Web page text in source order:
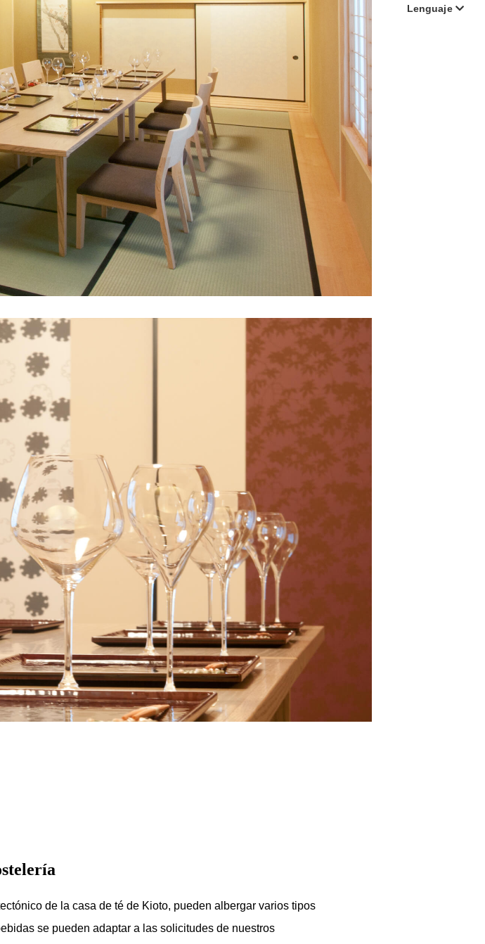
Lenguaje
de la casa de té de Kioto, pueden albergar varios tipos
se pueden adaptar a las solicitudes de nuestros